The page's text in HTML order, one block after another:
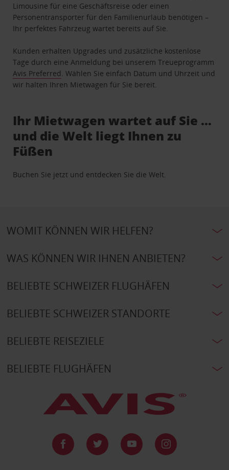
Limousine für eine Geschäftsreise oder einen
Personentransporter für den Familienurlaub benötigen –
Ihr perfektes Fahrzeug wartet bereits auf Sie.
Kunden erhalten Upgrades und zusätzliche kostenlose
Tage durch eine Anmeldung bei unserem Treueprogramm
Avis Preferred . Wählen Sie einfach Datum und Uhrzeit und
wir halten Ihren Mietwagen für Sie bereit.
Ihr Mietwagen wartet auf Sie …
und die Welt liegt Ihnen zu
Füßen
Buchen Sie jetzt und entdecken Sie die Welt.
WOMIT KÖNNEN WIR HELFEN?
WAS KÖNNEN WIR IHNEN ANBIETEN?
BELIEBTE SCHWEIZER FLUGHÄFEN
BELIEBTE SCHWEIZER STANDORTE
BELIEBTE REISEZIELE
BELIEBTE FLUGHÄFEN